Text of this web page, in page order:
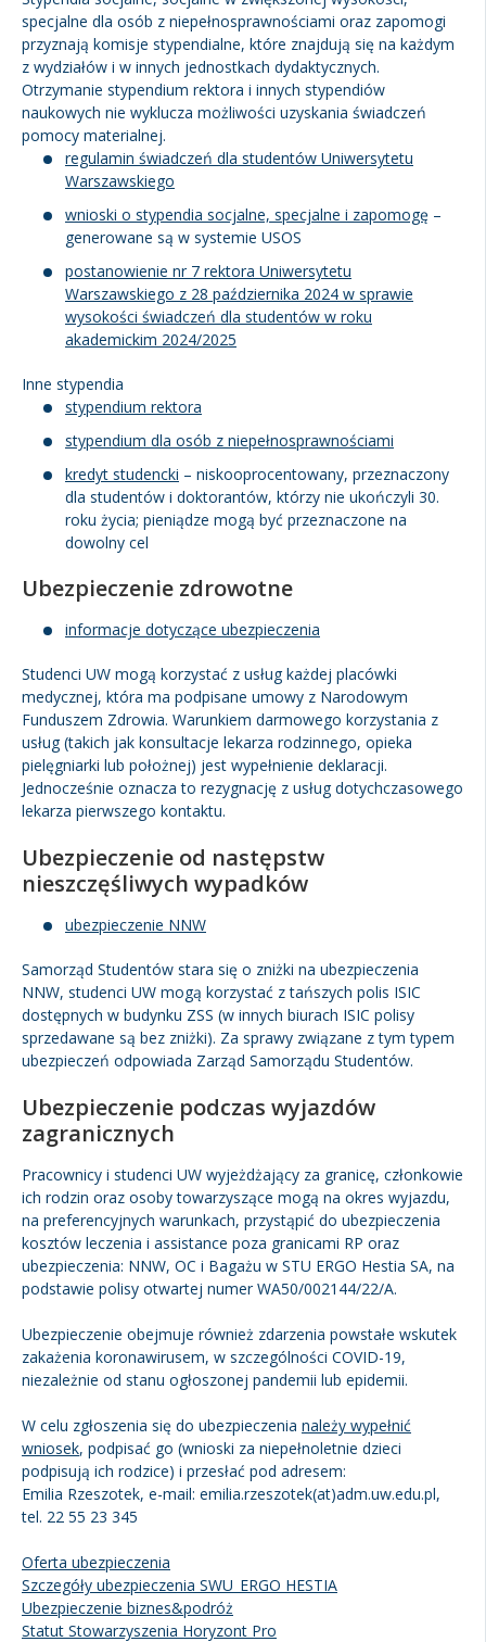
Kandydat
Absolwent
specjalne dla osób z niepełnosprawnościami oraz zapomogi
przyznają komisje stypendialne, które znajdują się na każdym
z wydziałów i w innych jednostkach dydaktycznych.
Otrzymanie stypendium rektora i innych stypendiów
naukowych nie wyklucza możliwości uzyskania świadczeń
pomocy materialnej.
regulamin świadczeń dla studentów Uniwersytetu
Warszawskiego
wnioski o stypendia socjalne, specjalne i zapomogę –
generowane są w systemie USOS
postanowienie nr 7 rektora Uniwersytetu
Warszawskiego z 28 października 2024 w sprawie
wysokości świadczeń dla studentów w roku
akademickim 2024/2025
Inne stypendia
stypendium rektora
stypendium dla osób z niepełnosprawnościami
kredyt studencki – niskooprocentowany, przeznaczony
dla studentów i doktorantów, którzy nie ukończyli 30.
roku życia; pieniądze mogą być przeznaczone na
dowolny cel
Ubezpieczenie zdrowotne
informacje dotyczące ubezpieczenia
Studenci UW mogą korzystać z usług każdej placówki
medycznej, która ma podpisane umowy z Narodowym
Funduszem Zdrowia. Warunkiem darmowego korzystania z
usług (takich jak konsultacje lekarza rodzinnego, opieka
pielęgniarki lub położnej) jest wypełnienie deklaracji.
Jednocześnie oznacza to rezygnację z usług dotychczasowego
lekarza pierwszego kontaktu.
Ubezpieczenie od następstw
nieszczęśliwych wypadków
ubezpieczenie NNW
Samorząd Studentów stara się o zniżki na ubezpieczenia
NNW, studenci UW mogą korzystać z tańszych polis ISIC
dostępnych w budynku ZSS (w innych biurach ISIC polisy
sprzedawane są bez zniżki). Za sprawy związane z tym typem
ubezpieczeń odpowiada Zarząd Samorządu Studentów.
Ubezpieczenie podczas wyjazdów
zagranicznych
Pracownicy i studenci UW wyjeżdżający za granicę, członkowie
ich rodzin oraz osoby towarzyszące mogą na okres wyjazdu,
na preferencyjnych warunkach, przystąpić do ubezpieczenia
kosztów leczenia i assistance poza granicami RP oraz
ubezpieczenia: NNW, OC i Bagażu w STU ERGO Hestia SA, na
podstawie polisy otwartej numer WA50/002144/22/A.
Ubezpieczenie obejmuje również zdarzenia powstałe wskutek
zakażenia koronawirusem, w szczególności COVID-19,
niezależnie od stanu ogłoszonej pandemii lub epidemii.
W celu zgłoszenia się do ubezpieczenia należy wypełnić
wniosek, podpisać go (wnioski za niepełnoletnie dzieci
podpisują ich rodzice) i przesłać pod adresem:
Emilia Rzeszotek, e-mail: emilia.rzeszotek(at)adm.uw.edu.pl,
tel. 22 55 23 345
Oferta ubezpieczenia
Szczegóły ubezpieczenia SWU_ERGO HESTIA
Ubezpieczenie biznes&podróż
Statut Stowarzyszenia Horyzont Pro